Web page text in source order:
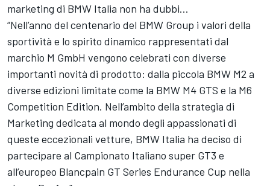
marketing di BMW Italia non ha dubbi…
“Nell’anno del centenario del BMW Group i valori della
sportività e lo spirito dinamico rappresentati dal
marchio M GmbH vengono celebrati con diverse
importanti novità di prodotto: dalla piccola BMW M2 a
diverse edizioni limitate come la BMW M4 GTS e la M6
Competition Edition. Nell’ambito della strategia di
Marketing dedicata al mondo degli appassionati di
queste eccezionali vetture, BMW Italia ha deciso di
partecipare al Campionato Italiano super GT3 e
all’europeo Blancpain GT Series Endurance Cup nella